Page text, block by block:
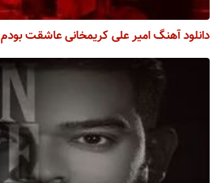
دانلود آهنگ امیر علی کریمخانی عاشقت بودم